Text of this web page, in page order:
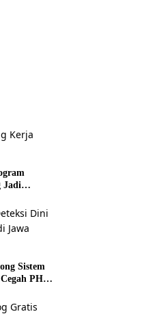
Jadi
Sistem
PHK